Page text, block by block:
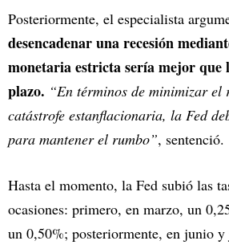
Posteriormente, el especialista
desencadenar una recesión
monetaria estricta sería mejor
plazo. “En términos de minimizar el
catástrofe estanflacionaria, la Fed
para mantener el rumbo”, sentenció.
Hasta el momento, la Fed subió las
ocasiones: primero, en marzo, un
un 0,50%; posteriormente, en junio